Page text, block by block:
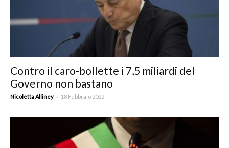
Contro il caro-bollette i 7,5 miliardi del
Governo non bastano
Nicoletta Alliney - 18 Febbraio 2022